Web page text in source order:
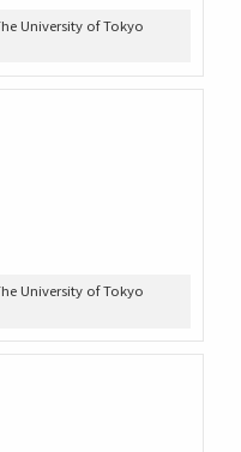
University of Tokyo
University of Tokyo